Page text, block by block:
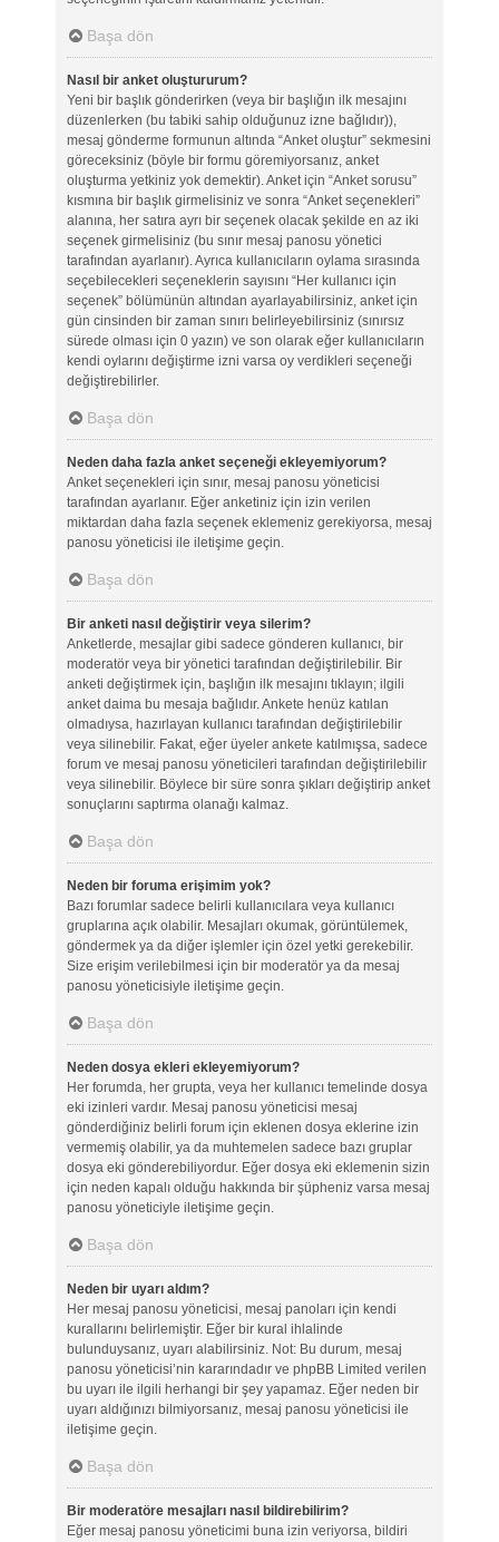
Başa dön
Nasıl bir anket oluştururum?
Yeni bir başlık gönderirken (veya bir başlığın ilk mesajını
düzenlerken (bu tabiki sahip olduğunuz izne bağlıdır)),
mesaj gönderme formunun altında “Anket oluştur” sekmesini
göreceksiniz (böyle bir formu göremiyorsanız, anket
oluşturma yetkiniz yok demektir). Anket için “Anket sorusu”
kısmına bir başlık girmelisiniz ve sonra “Anket seçenekleri”
alanına, her satıra ayrı bir seçenek olacak şekilde en az iki
seçenek girmelisiniz (bu sınır mesaj panosu yönetici
tarafından ayarlanır). Ayrıca kullanıcıların oylama sırasında
seçebilecekleri seçeneklerin sayısını “Her kullanıcı için
seçenek” bölümünün altından ayarlayabilirsiniz, anket için
gün cinsinden bir zaman sınırı belirleyebilirsiniz (sınırsız
sürede olması için 0 yazın) ve son olarak eğer kullanıcıların
kendi oylarını değiştirme izni varsa oy verdikleri seçeneği
değiştirebilirler.
Başa dön
Neden daha fazla anket seçeneği ekleyemiyorum?
Anket seçenekleri için sınır, mesaj panosu yöneticisi
tarafından ayarlanır. Eğer anketiniz için izin verilen
miktardan daha fazla seçenek eklemeniz gerekiyorsa, mesaj
panosu yöneticisi ile iletişime geçin.
Başa dön
Bir anketi nasıl değiştirir veya silerim?
Anketlerde, mesajlar gibi sadece gönderen kullanıcı, bir
moderatör veya bir yönetici tarafından değiştirilebilir. Bir
anketi değiştirmek için, başlığın ilk mesajını tıklayın; ilgili
anket daima bu mesaja bağlıdır. Ankete henüz katılan
olmadıysa, hazırlayan kullanıcı tarafından değiştirilebilir
veya silinebilir. Fakat, eğer üyeler ankete katılmışsa, sadece
forum ve mesaj panosu yöneticileri tarafından değiştirilebilir
veya silinebilir. Böylece bir süre sonra şıkları değiştirip anket
sonuçlarını saptırma olanağı kalmaz.
Başa dön
Neden bir foruma erişimim yok?
Bazı forumlar sadece belirli kullanıcılara veya kullanıcı
gruplarına açık olabilir. Mesajları okumak, görüntülemek,
göndermek ya da diğer işlemler için özel yetki gerekebilir.
Size erişim verilebilmesi için bir moderatör ya da mesaj
panosu yöneticisiyle iletişime geçin.
Başa dön
Neden dosya ekleri ekleyemiyorum?
Her forumda, her grupta, veya her kullanıcı temelinde dosya
eki izinleri vardır. Mesaj panosu yöneticisi mesaj
gönderdiğiniz belirli forum için eklenen dosya eklerine izin
vermemiş olabilir, ya da muhtemelen sadece bazı gruplar
dosya eki gönderebiliyordur. Eğer dosya eki eklemenin sizin
için neden kapalı olduğu hakkında bir şüpheniz varsa mesaj
panosu yöneticiyle iletişime geçin.
Başa dön
Neden bir uyarı aldım?
Her mesaj panosu yöneticisi, mesaj panoları için kendi
kurallarını belirlemiştir. Eğer bir kural ihlalinde
bulunduysanız, uyarı alabilirsiniz. Not: Bu durum, mesaj
panosu yöneticisi’nin kararındadır ve phpBB Limited verilen
bu uyarı ile ilgili herhangi bir şey yapamaz. Eğer neden bir
uyarı aldığınızı bilmiyorsanız, mesaj panosu yöneticisi ile
iletişime geçin.
Başa dön
Bir moderatöre mesajları nasıl bildirebilirim?
Eğer mesaj panosu yöneticimi buna izin veriyorsa, bildiri